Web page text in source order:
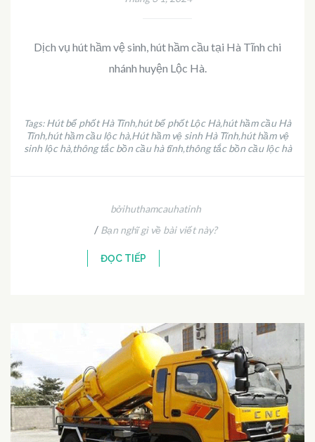
Dịch vụ hút hầm vệ sinh, hút hầm cầu tại Hà Tĩnh chi
nhánh huyện Lộc Hà.
Tags:Hút bể phốt Hà Tĩnh,hút bể phốt Lộc Hà,hút hầm cầu Hà
Tĩnh,hút hầm cầu lộc hà,Hút hầm vệ sinh Hà Tĩnh,hút hầm vệ
sinh lộc hà,thông tắc bồn cầu hà tĩnh,thông tắc bồn cầu lộc hà
bởihuthamcauhatinh
/ Bạn nghĩ gì về bài viết này?
ĐỌC TIẾP